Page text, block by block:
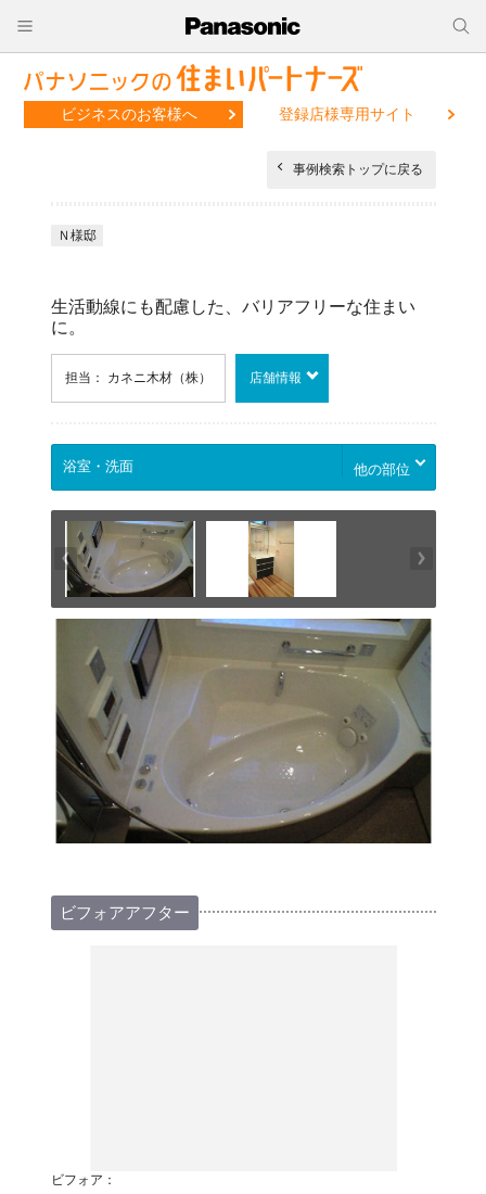
ビジネスのお客様へ 登録店様専用サイト
事例検索トップに戻る
Ｎ様邸
生活動線にも配慮した、バリアフリーな住まい
に。
担当： カネニ木材（株） 店舗情報
他の部位
ビフォアアフター
ビフォア：